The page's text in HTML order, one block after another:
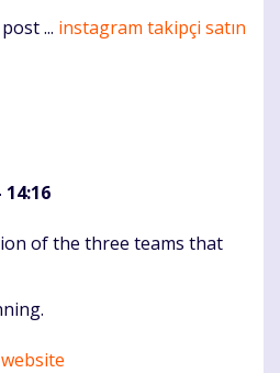
... instagram takipçi satın
14:16
of the three teams that
website